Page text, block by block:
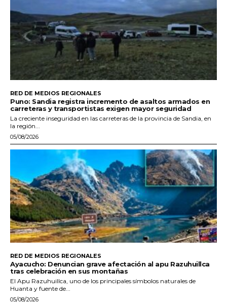
RED DE MEDIOS REGIONALES
Puno: Sandia registra incremento de asaltos armados en
carreteras y transportistas exigen mayor seguridad
La creciente inseguridad en las carreteras de la provincia de Sandia, en
la región...
05/08/2026
RED DE MEDIOS REGIONALES
Ayacucho: Denuncian grave afectación al apu Razuhuillca
tras celebración en sus montañas
El Apu Razuhuillca, uno de los principales símbolos naturales de
Huanta y fuente de...
05/08/2026